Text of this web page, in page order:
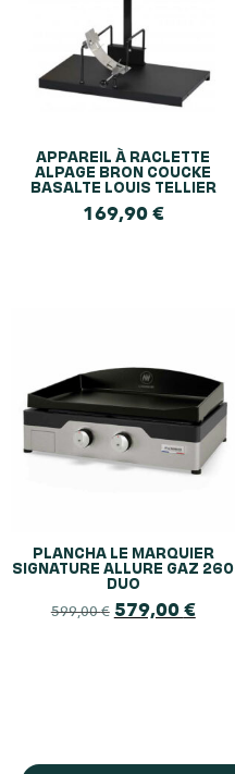
APPAREIL À RACLETTE
ALPAGE BRON COUCKE
BASALTE LOUIS TELLIER
169,90€
PLANCHA LE MARQUIER
SIGNATURE ALLURE GAZ 260
DUO
599,00€ 579,00€